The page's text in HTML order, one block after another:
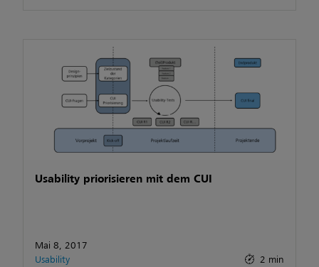
Usability priorisieren mit dem CUI
Mai 8, 2017
Usability
2 min